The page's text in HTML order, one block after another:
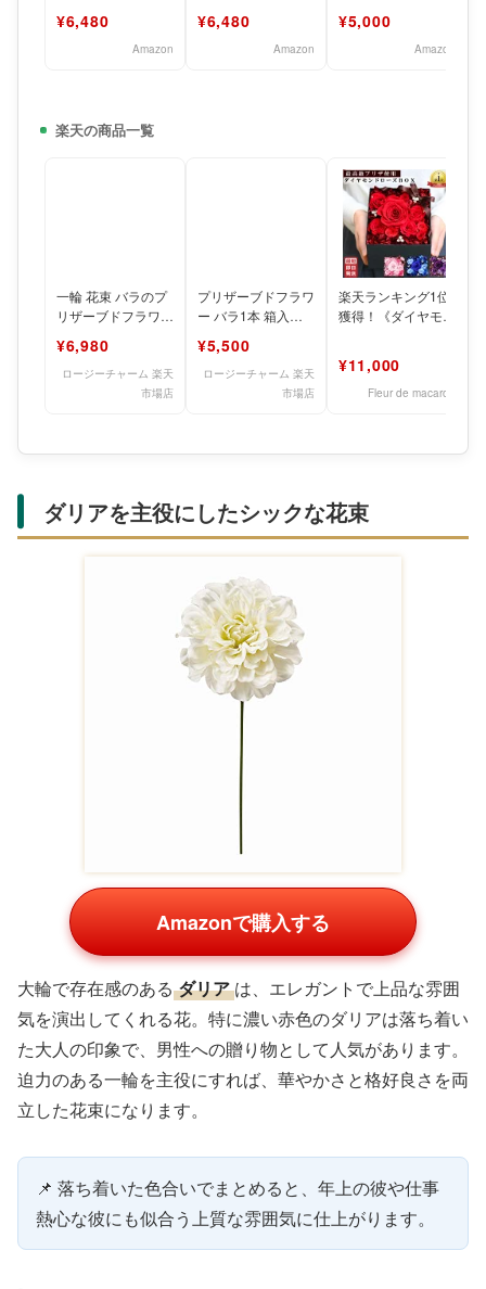
ドローズ ボックス
¥6,480
Amazon
イヤモンドローズ
¥6,480
Amazon
ボルドー 辛口 3
¥5,000
Amazon
楽天の商品一覧
一輪 花束 バラのプ
リザーブドフラワー
ラワー ギフトボッ
クス
¥6,980
ロージーチャーム 楽天
市場店
プリザーブドフラワ
ー バラ1本 箱入り
プロポーズ 結婚記
念
¥5,500
ロージーチャーム 楽天
市場店
楽天ランキング1位
獲得！《ダイヤモン
フラワー
¥11,000
Fleur de macaron
ダリアを主役にしたシックな花束
Amazonで購入する
大輪で存在感のある ダリア は、エレガントで上品な雰囲
気を演出してくれる花。特に濃い赤色のダリアは落ち着い
た大人の印象で、男性への贈り物として人気があります。
迫力のある一輪を主役にすれば、華やかさと格好良さを両
立した花束になります。
📌 落ち着いた色合いでまとめると、年上の彼や仕事
熱心な彼にも似合う上質な雰囲気に仕上がります。